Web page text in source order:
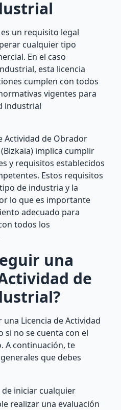
un requisito legal
cualquier tipo
En el caso
esta licencia
cumplen con todos
vigentes para
industrial
Actividad de Obrador
implica cumplir
y requisitos establecidos
Estos requisitos
de industria y la
lo que es importante
adecuado para
todos los
una
de
Licencia de Actividad
si no se cuenta con el
A continuación, te
que debes
de iniciar cualquier
realizar una evaluación